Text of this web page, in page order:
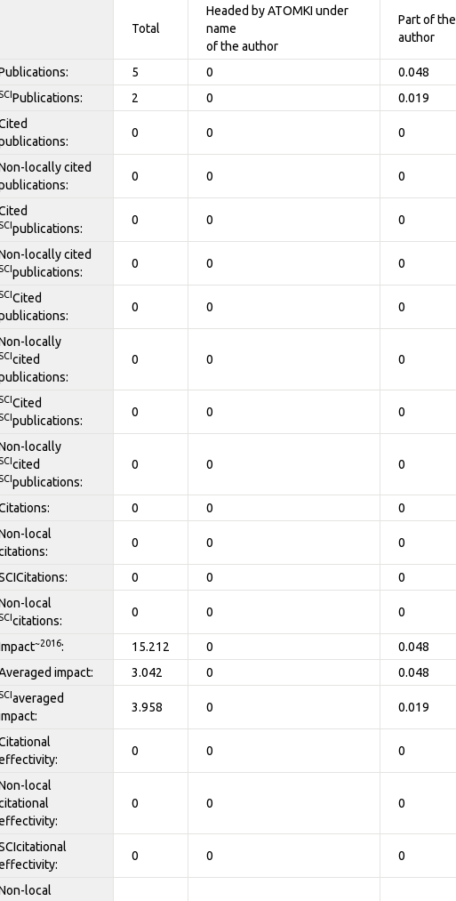
Total
Headed by ATOMKI under
name
of the author
Part of the
author
5 0 0.048
Publications: 2 0 0.019
0 0 0
locally cited
0 0 0
publications:
0 0 0
locally cited
publications:
0 0 0
Cited
0 0 0
locally
cited
0 0 0
Cited
publications:
0 0 0
locally
cited
publications:
0 0 0
0 0 0
local
0 0 0
0 0 0
local
citations:
0 0 0
~2016: 15.212 0 0.048
impact:
3.042 0 0.048
averaged
3.958 0 0.019
0 0 0
local
0 0 0
0 0 0
local